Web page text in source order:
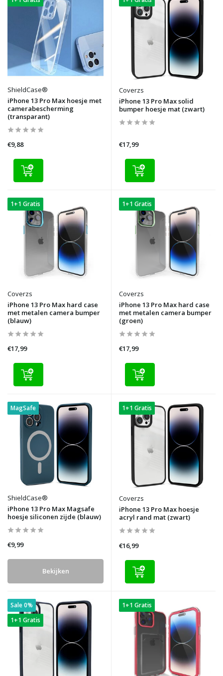
ShieldCase®
iPhone 13 Pro Max hoesje met
camerabescherming
(transparant)
€9,88
Coverzs
iPhone 13 Pro Max solid
bumper hoesje mat (zwart)
€17,99
1+1 Gratis
Coverzs
iPhone 13 Pro Max hard case
met metalen camera bumper
(blauw)
€17,99
1+1 Gratis
Coverzs
iPhone 13 Pro Max hard case
met metalen camera bumper
(groen)
€17,99
MagSafe
ShieldCase®
iPhone 13 Pro Max Magsafe
hoesje siliconen zijde (blauw)
€9,99
Bekijken
1+1 Gratis
Coverzs
iPhone 13 Pro Max hoesje
acryl rand mat (zwart)
€16,99
Sale 0%
1+1 Gratis
1+1 Gratis